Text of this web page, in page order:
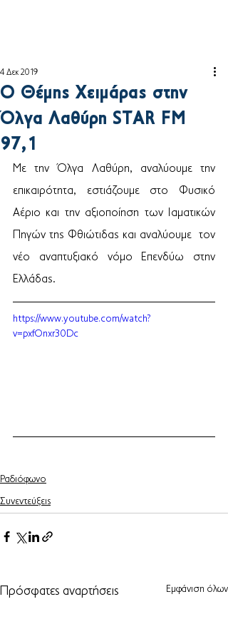
Ο Θέμης Χειμάρας στην
Όλγα Λαθύρη STAR FM
97,1
4 Δεκ 2019
Με την Όλγα Λαθύρη, αναλύουμε την
επικαιρότητα, εστιάζουμε στο Φυσικό
Αέριο και την αξιοποίηση των Ιαματικών
Πηγών της Φθιώτιδας και αναλύουμε  τον
νέο αναπτυξιακό νόμο Επενδύω στην
Ελλάδας.
https://www.youtube.com/watch?
v=pxfOnxr30Dc
Ραδιόφωνο
Συνεντεύξεις
Πρόσφατες αναρτήσεις Εμφάνιση όλων